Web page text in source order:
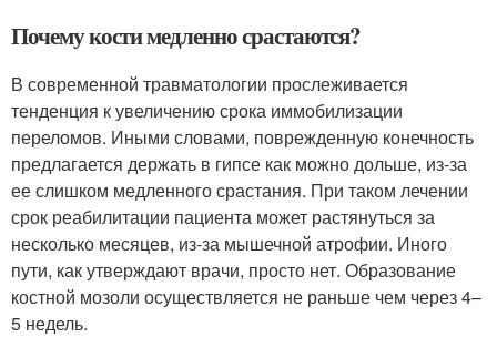
Почему кости медленно срастаются?
В современной травматологии прослеживается
тенденция к увеличению срока иммобилизации
переломов. Иными словами, поврежденную конечность
предлагается держать в гипсе как можно дольше, из-за
ее слишком медленного срастания. При таком лечении
срок реабилитации пациента может растянуться за
несколько месяцев, из-за мышечной атрофии. Иного
пути, как утверждают врачи, просто нет. Образование
костной мозоли осуществляется не раньше чем через 4–
5 недель.